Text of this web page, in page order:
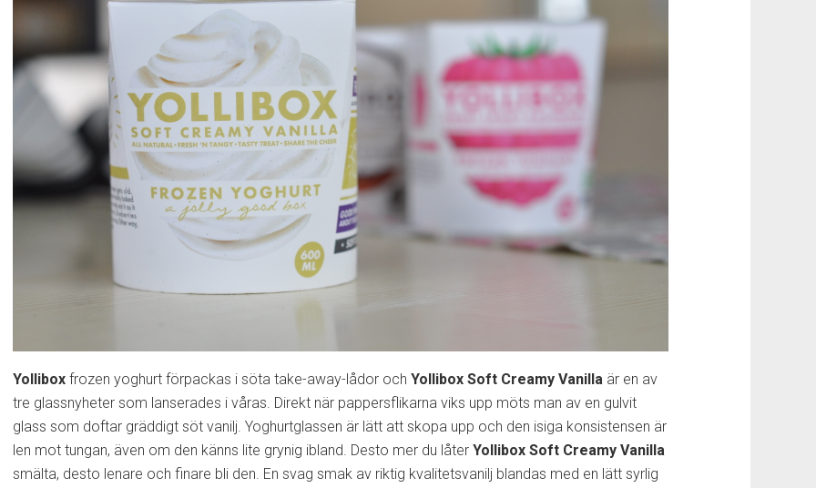
Yollibox frozen yoghurt förpackas i söta take-away-lådor och Yollibox Soft Creamy Vanilla är en av
tre glassnyheter som lanserades i våras. Direkt när pappersflikarna viks upp möts man av en gulvit
glass som doftar gräddigt söt vanilj. Yoghurtglassen är lätt att skopa upp och den isiga konsistensen är
len mot tungan, även om den känns lite grynig ibland. Desto mer du låter Yollibox Soft Creamy Vanilla
smälta, desto lenare och finare bli den. En svag smak av riktig kvalitetsvanilj blandas med en lätt syrlig